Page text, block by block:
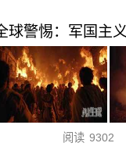
球警惕：军国主
阅读 9302